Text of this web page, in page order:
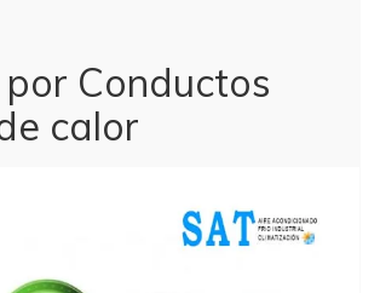
Conductos
calor